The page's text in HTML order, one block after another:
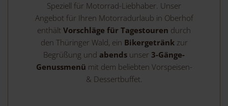
Speziell für Motorrad-Liebhaber. Unser
Angebot für Ihren Motorradurlaub in Oberhof
enthält Vorschläge für Tagestouren durch
den Thüringer Wald, ein Bikergetränkzur
Begrüßung und abends unser 3-Gänge-
Genussmenü mit dem beliebten Vorspeisen-
& Dessertbuffet.